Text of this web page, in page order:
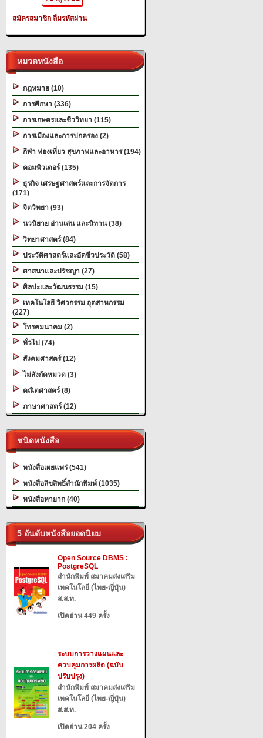
สมัครสมาชิก ลืมรหัสผ่าน
หมวดหนังสือ
กฎหมาย (10)
การศึกษา (336)
การเกษตรและชีววิทยา (115)
การเมืองและการปกครอง (2)
กีฬา ท่องเที่ยว สุขภาพและอาหาร (194)
คอมพิวเตอร์ (135)
ธุรกิจ เศรษฐศาสตร์และการจัดการ
(171)
จิตวิทยา (93)
นวนิยาย อ่านเล่น และนิทาน (38)
วิทยาศาสตร์ (84)
ประวัติศาสตร์และอัตชีวประวัติ (58)
ศาสนาและปรัชญา (27)
ศิลปะและวัฒนธรรม (15)
เทคโนโลยี วิศวกรรม อุตสาหกรรม
(227)
โทรคมนาคม (2)
ทั่วไป (74)
สังคมศาสตร์ (12)
ไม่สังกัดหมวด (3)
คณิตศาสตร์ (8)
ภาษาศาสตร์ (12)
ชนิดหนังสือ
หนังสือเผยแพร่ (541)
หนังสือลิขสิทธิ์สำนักพิมพ์ (1035)
หนังสือหายาก (40)
5 อันดับหนังสือยอดนิยม
Open Source DBMS :
PostgreSQL
สำนักพิมพ์ สมาคมส่งเสริม
เทคโนโลยี (ไทย-ญี่ปุ่น)
ส.ส.ท.
เปิดอ่าน 449 ครั้ง
ระบบการวางแผนและ
ควบคุมการผลิต (ฉบับ
ปรับปรุง)
สำนักพิมพ์ สมาคมส่งเสริม
เทคโนโลยี (ไทย-ญี่ปุ่น)
ส.ส.ท.
เปิดอ่าน 204 ครั้ง